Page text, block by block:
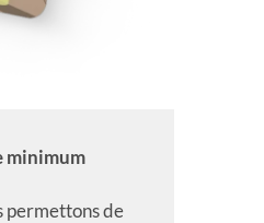
minimum
permettons de